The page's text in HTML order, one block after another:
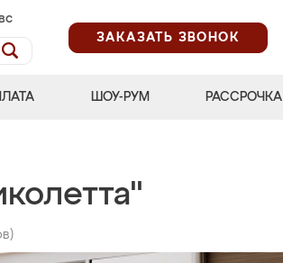
ЗАКАЗАТЬ ЗВОНОК
ШОУ-РУМ РАССРОЧКА